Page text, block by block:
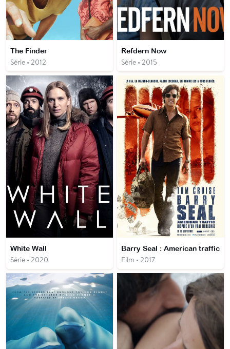
The Finder
Série • 2012
Refdern Now
Série • 2015
White Wall
Série • 2020
Barry Seal : American traffic
Film • 2017